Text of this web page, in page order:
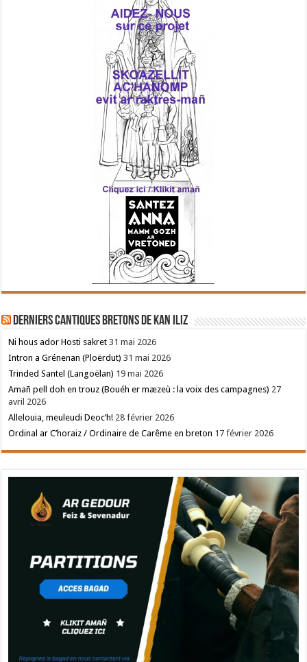
Derniers cantiques bretons de Kan Iliz
Ni hous ador Hosti sakret 31 mai 2026
Intron a Grénenan (Ploërdut) 31 mai 2026
Trinded Santel (Langoëlan) 19 mai 2026
Amañ pell doh en trouz (Bouéh er mæzeù : la voix des campagnes) 27
avril 2026
Allelouia, meuleudi Deoc’h! 28 février 2026
Ordinal ar C’horaiz / Ordinaire de Carême en breton 17 février 2026